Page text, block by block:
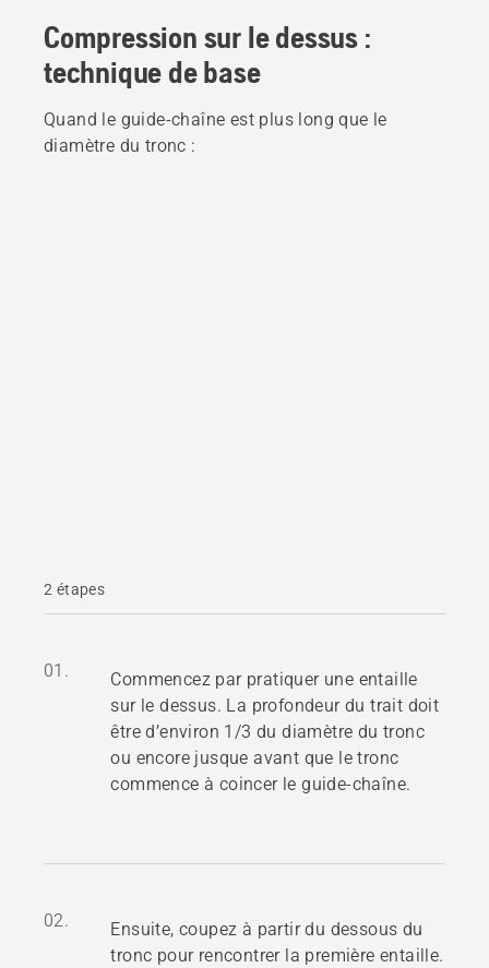
Compression sur le dessus :
technique de base
Quand le guide-chaîne est plus long que le
diamètre du tronc :
2 étapes
01.
Commencez par pratiquer une entaille
sur le dessus. La profondeur du trait doit
être d’environ 1/3 du diamètre du tronc
ou encore jusque avant que le tronc
commence à coincer le guide-chaîne.
02.
Ensuite, coupez à partir du dessous du
tronc pour rencontrer la première entaille.